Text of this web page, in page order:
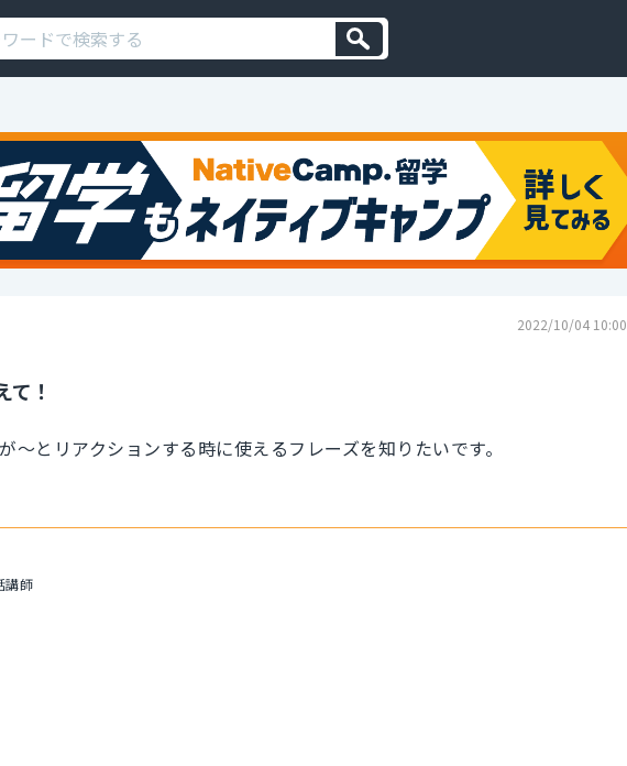
2022/10/04 10:00
！
とリアクションする時に使えるフレーズを知りたいです。
講師